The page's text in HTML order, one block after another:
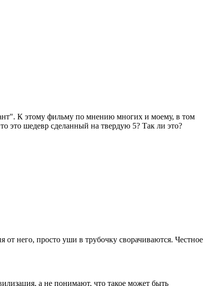
К этому фильму по мнению многих и моему, в том
это шедевр сделанный на твердую 5? Так ли это?
него, просто уши в трубочку сворачиваются. Честное
а не понимают, что такое может быть